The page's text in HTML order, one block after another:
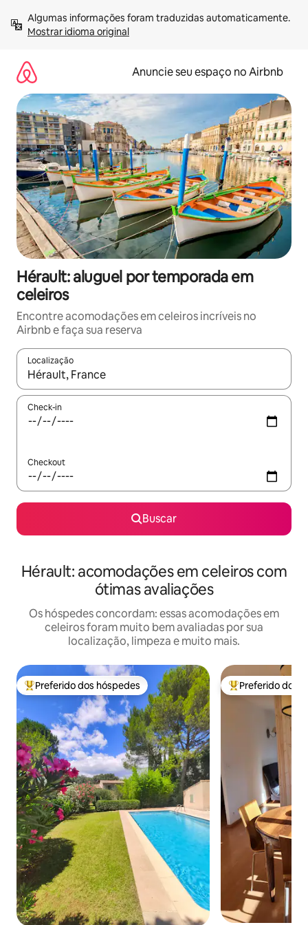
para
Mostrar idioma original
Anuncie seu espaço no Airbnb
Hérault: aluguel por temporada em
celeiros
Encontre acomodações em celeiros incríveis no
Airbnb e faça sua reserva
Localização
Quando os resultados estiverem disponíveis, explore-os
Check-in
Checkout
Buscar
Hérault: acomodações em celeiros com
ótimas avaliações
Os hóspedes concordam: essas acomodações em
celeiros foram muito bem avaliadas por sua
localização, limpeza e muito mais.
Entre os melhores preferidos dos hóspedes
Preferido dos hóspedes Entre os
Preferido dos